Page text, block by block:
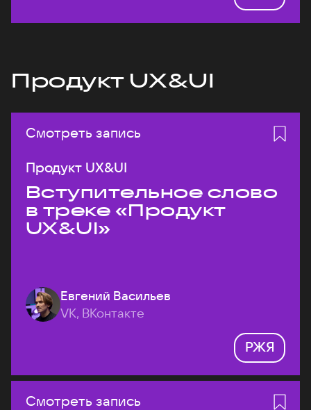
Продукт UX&UI
Смотреть запись
Продукт UX&UI
Вступительное слово
в треке «Продукт
UX&UI»
Евгений Васильев
VK, ВКонтакте
РЖЯ
Смотреть запись